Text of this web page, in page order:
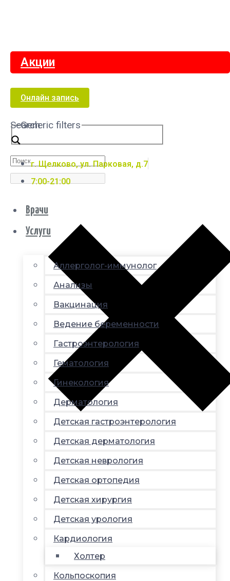
Акции
Онлайн запись
Search
Generic filters
г. Щелково, ул. Парковая, д.7
7:00-21:00
Врачи
Услуги
Аллерголог-иммунолог
Анализы
Вакцинация
Ведение беременности
Гастроэнтерология
Гематология
Гинекология
Дерматология
Детская гастроэнтерология
Детская дерматология
Детская неврология
Детская ортопедия
Детская хирургия
Детская урология
Кардиология
Холтер
Кольпоскопия